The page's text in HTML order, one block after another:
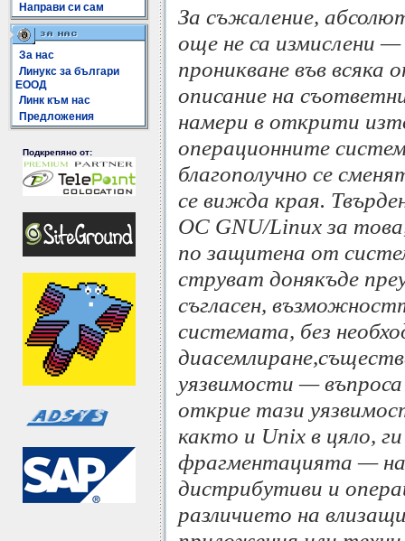
Направи си сам
За нас
Линукс за българи
ЕООД
Линк към нас
Предложения
Подкрепяно от:
За съжаление,
още не са измислени
проникване във
описание на
намери в открити
операционните
благополучно се
се вижда края.
ОС GNU/Linux за
по защитена от
струват донякъде
съгласен,
системата, без
уязвимости —
открие тази
както и Unix в цяло,
фрагментацията —
дистрибутиви и
различието на